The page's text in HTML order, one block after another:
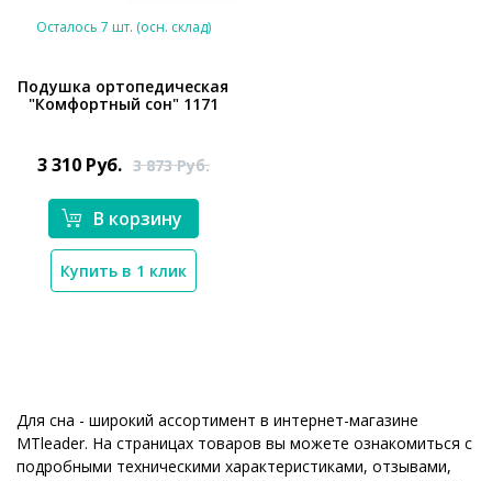
Осталось 7 шт. (осн. склад)
Подушка ортопедическая
"Комфортный сон" 1171
3 310 Руб. 3 873Руб.
В корзину
Купить в 1 клик
Для сна - широкий ассортимент в интернет-магазине
MTleader. На страницах товаров вы можете ознакомиться с
подробными техническими характеристиками, отзывами,